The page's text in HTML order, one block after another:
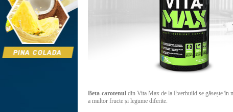
Beta-carotenul din Vita Max de la Everbuild se găsește în
a multor fructe și legume diferite.